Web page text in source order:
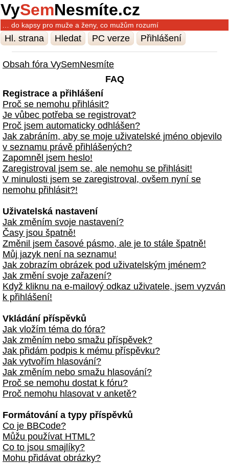
VySemNesmíte.cz
… do kapsy pro muže a ženy, co mužům rozumí
Hl. strana Hledat PC verze Přihlášení
Obsah fóra VySemNesmíte
FAQ
Registrace a přihlášení
Proč se nemohu přihlásit?
Je vůbec potřeba se registrovat?
Proč jsem automaticky odhlášen?
Jak zabráním, aby se moje uživatelské jméno objevilo
v seznamu právě přihlášených?
Zapomněl jsem heslo!
Zaregistroval jsem se, ale nemohu se přihlásit!
V minulosti jsem se zaregistroval, ovšem nyní se
nemohu přihlásit?!
Uživatelská nastavení
Jak změním svoje nastavení?
Časy jsou špatně!
Změnil jsem časové pásmo, ale je to stále špatně!
Můj jazyk není na seznamu!
Jak zobrazím obrázek pod uživatelským jménem?
Jak změní svoje zařazení?
Když kliknu na e-mailový odkaz uživatele, jsem vyzván
k přihlášení!
Vkládání příspěvků
Jak vložím téma do fóra?
Jak změním nebo smažu příspěvek?
Jak přidám podpis k mému příspěvku?
Jak vytvořím hlasování?
Jak změním nebo smažu hlasování?
Proč se nemohu dostat k fóru?
Proč nemohu hlasovat v anketě?
Formátování a typy příspěvků
Co je BBCode?
Můžu používat HTML?
Co to jsou smajlíky?
Mohu přidávat obrázky?